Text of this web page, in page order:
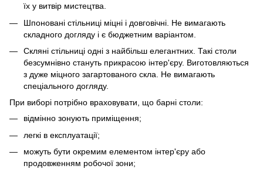
їх у витвір мистецтва.
Шпоновані стільниці міцні і довговічні. Не вимагають
складного догляду і є бюджетним варіантом.
Скляні стільниці одні з найбільш елегантних. Такі столи
безсумнівно стануть прикрасою інтер'єру. Виготовляються
з дуже міцного загартованого скла. Не вимагають
спеціального догляду.
При виборі потрібно враховувати, що барні столи:
відмінно зонують приміщення;
легкі в експлуатації;
можуть бути окремим елементом інтер'єру або
продовженням робочої зони;